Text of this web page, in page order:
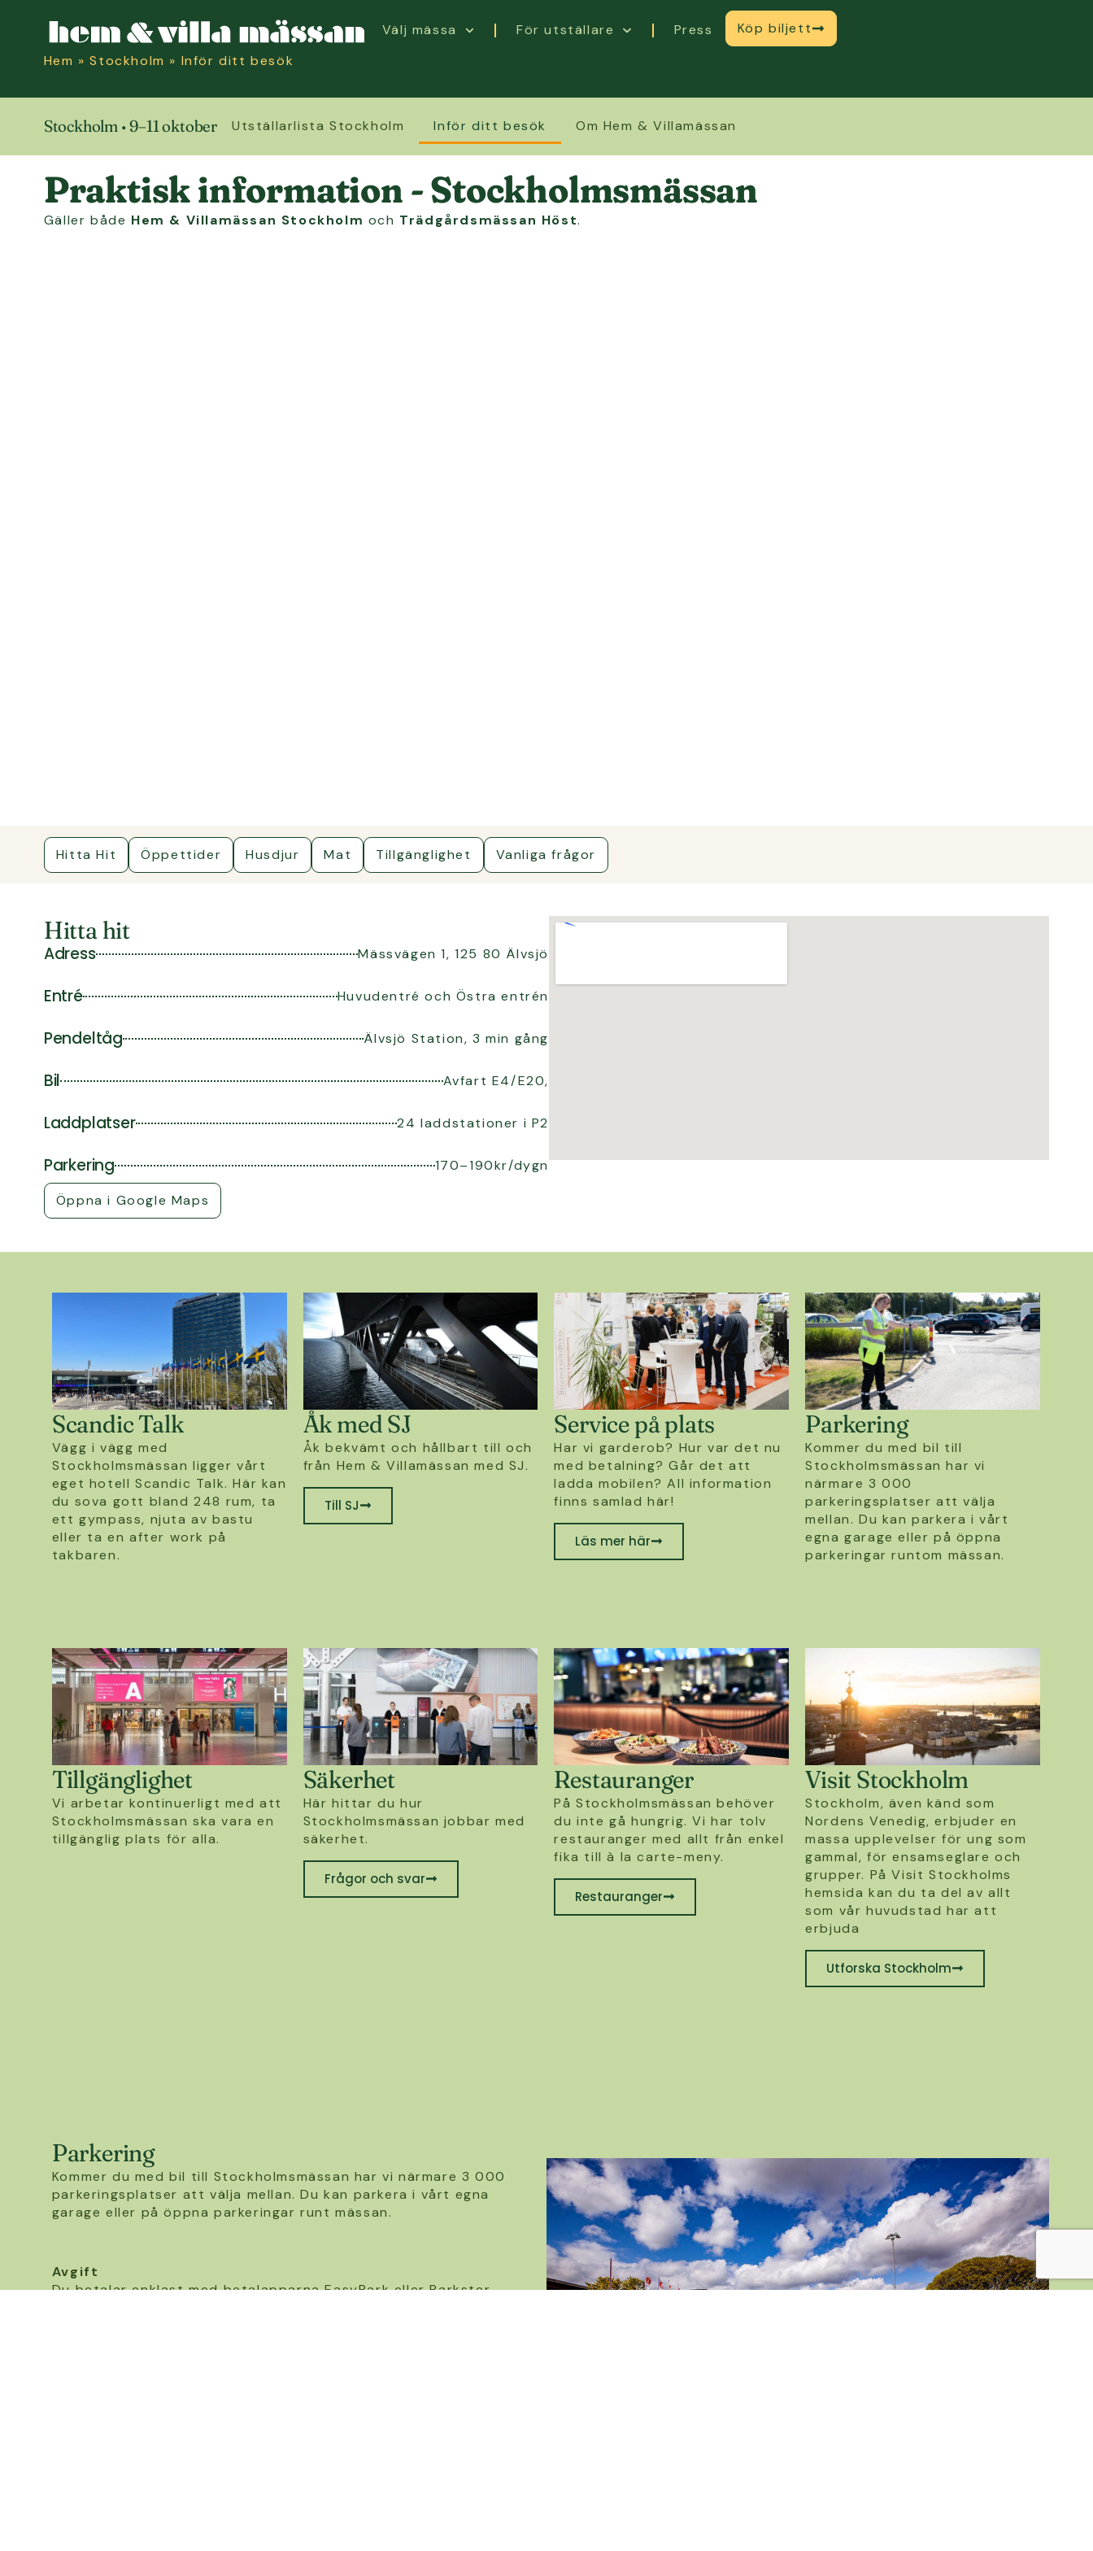
Välj mässa För utställare Press
Köp biljett
Hem »Stockholm » Inför ditt besök
Stockholm • 9–11 oktober Utställarlista Stockholm Inför ditt besök Om Hem & Villamässan
Praktisk information - Stockholmsmässan
Gäller både Hem & Villamässan Stockholm och Trädgårdsmässan Höst.
Hitta Hit Öppettider Husdjur Mat Tillgänglighet Vanliga frågor
Hitta hit
Adress Mässvägen 1, 125 80 Älvsjö
Entré Huvudentré och Östra entrén
Pendeltåg Älvsjö Station, 3 min gång
Bil Avfart E4/E20,
Laddplatser 24 laddstationer i P2
Parkering 170–190kr/dygn
Öppna i Google Maps
Scandic Talk
Vägg i vägg med
Stockholmsmässan ligger vårt
eget hotell Scandic Talk. Här kan
du sova gott bland 248 rum, ta
ett gympass, njuta av bastu
eller ta en after work på
takbaren.
Åk med SJ
Åk bekvämt och hållbart till och
från Hem & Villamässan med SJ.
Till SJ
Service på plats
Har vi garderob? Hur var det nu
med betalning? Går det att
ladda mobilen? All information
finns samlad här!
Läs mer här
Parkering
Kommer du med bil till
Stockholmsmässan har vi
närmare 3 000
parkeringsplatser att välja
mellan. Du kan parkera i vårt
egna garage eller på öppna
parkeringar runtom mässan.
Tillgänglighet
Vi arbetar kontinuerligt med att
Stockholmsmässan ska vara en
tillgänglig plats för alla.
Säkerhet
Här hittar du hur
Stockholmsmässan jobbar med
säkerhet.
Frågor och svar
Restauranger
På Stockholmsmässan behöver
du inte gå hungrig. Vi har tolv
restauranger med allt från enkel
fika till à la carte-meny.
Restauranger
Visit Stockholm
Stockholm, även känd som
Nordens Venedig, erbjuder en
massa upplevelser för ung som
gammal, för ensamseglare och
grupper. På Visit Stockholms
hemsida kan du ta del av allt
som vår huvudstad har att
erbjuda
Utforska Stockholm
Parkering
Kommer du med bil till Stockholmsmässan har vi närmare 3 000
parkeringsplatser att välja mellan. Du kan parkera i vårt egna
garage eller på öppna parkeringar runt mässan.
Avgift
Du betalar enklast med betalapparna EasyPark eller Parkster.